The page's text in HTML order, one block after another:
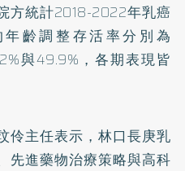
方統計2018-2022年乳癌
齡調整存活率分別為
與49.9%，各期表現皆
伶主任表示，林口長庚乳
先進藥物治療策略與高科